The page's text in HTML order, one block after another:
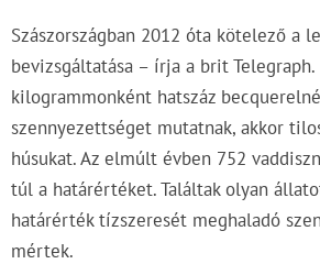
Szászországban 2012 óta kötelező a
bevizsgáltatása – írja a brit Telegraph.
kilogrammonként hatszáz
szennyezettséget mutatnak, akkor
húsukat. Az elmúlt évben 752
túl a határértéket. Találtak olyan
határérték tízszeresét meghaladó
mértek.